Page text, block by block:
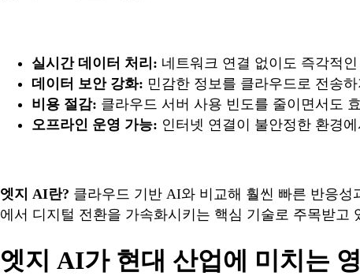
실시간 데이터 처리: 네트워크 연결 없이도 즉각적
데이터 보안 강화: 민감한 정보를 클라우드로 전송
비용 절감: 클라우드 서버 사용 빈도를 줄이면서도
오프라인 운영 가능: 인터넷 연결이 불안정한 환경
엣지 AI란? 클라우드 기반 AI와 비교해 훨씬 빠른 반응
에서 디지털 전환을 가속화시키는 핵심 기술로 주목받
엣지 AI가 현대 산업에 미치는